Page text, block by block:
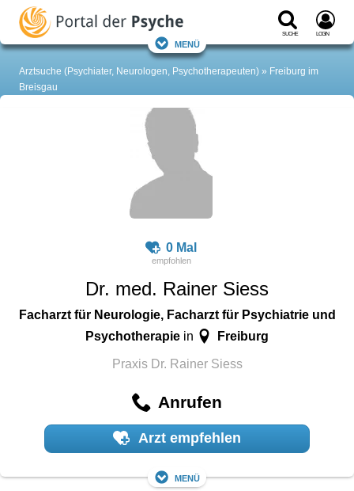
Suche Login
Menü
Arztsuche (Psychiater, Neurologen, Psychotherapeuten)
Freiburg im
Breisgau
0 Mal
Dr. med. Rainer Siess
Facharzt für Neurologie, Facharzt für Psychiatrie und
Psychotherapie in Freiburg
Praxis Dr. Rainer Siess
Anrufen
Arzt empfehlen
Menü